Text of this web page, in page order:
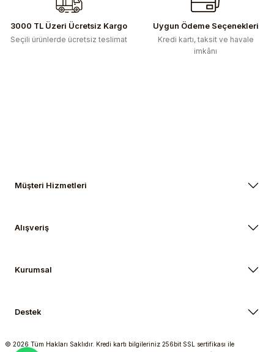
Ürün fiyatı diğer sitelerden daha pahalı.
Bu ürüne benzer farklı alternatifler olmalı.
3000 TL Üzeri Ücretsiz Kargo
Seçili ürünlerde ücretsiz teslimat
Uygun Ödeme Seçenekleri
Kredi kartı, taksit ve havale
imkânı
Müşteri Hizmetleri
Alışveriş
Kurumsal
Destek
© 2026 Tüm Hakları Saklıdır. Kredi kartı bilgileriniz 256bit SSL sertifikası ile